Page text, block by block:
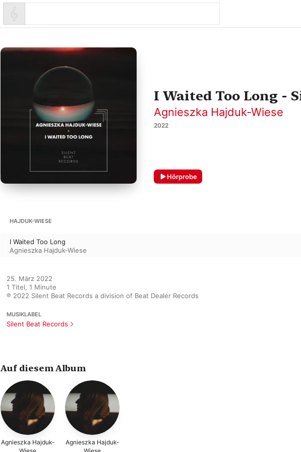
I Waited Too Long -
Agnieszka Hajduk-Wiese
2022
Hörprobe
HAJDUK-WIESE
I Waited Too Long
Agnieszka Hajduk-Wiese
25. März 2022
1 Titel, 1 Minute
℗ 2022 Silent Beat Records a division of Beat Dealer Records
MUSIKLABEL
Silent Beat Records
Auf diesem Album
Agnieszka Hajduk-
Agnieszka Hajduk-